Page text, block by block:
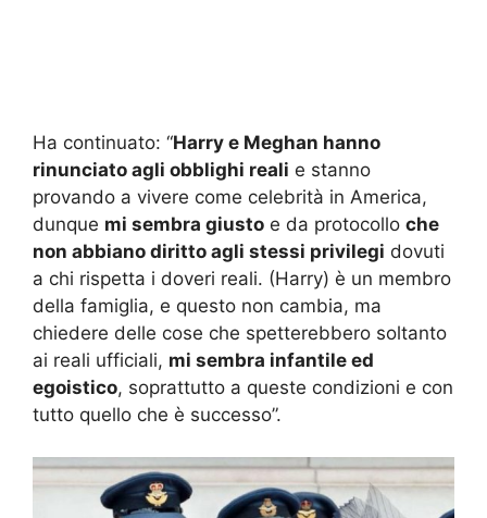
Ha continuato: “Harry e Meghan hanno
rinunciato agli obblighi reali e stanno
provando a vivere come celebrità in America,
dunque mi sembra giusto e da protocollo che
non abbiano diritto agli stessi privilegi dovuti
a chi rispetta i doveri reali. (Harry) è un membro
della famiglia, e questo non cambia, ma
chiedere delle cose che spetterebbero soltanto
ai reali ufficiali, mi sembra infantile ed
egoistico, soprattutto a queste condizioni e con
tutto quello che è successo”.